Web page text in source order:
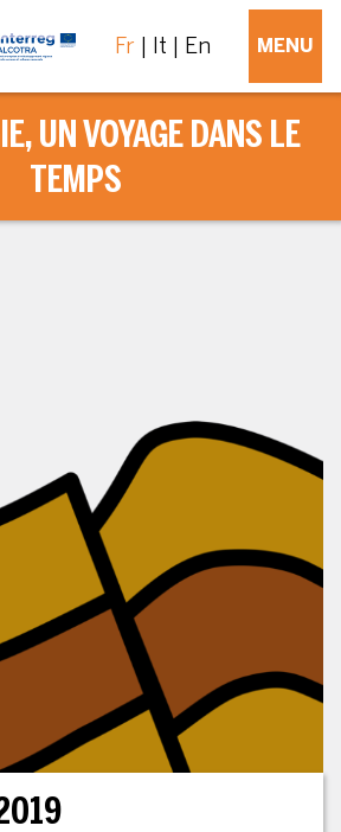
Fr It En MENU
UN VOYAGE DANS LE
TEMPS